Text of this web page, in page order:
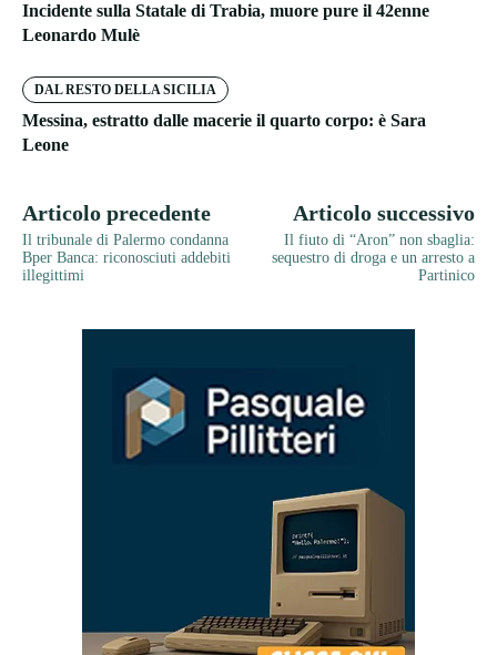
Incidente sulla Statale di Trabia, muore pure il 42enne
Leonardo Mulè
DAL RESTO DELLA SICILIA
Messina, estratto dalle macerie il quarto corpo: è Sara
Leone
Articolo precedente
Il tribunale di Palermo condanna
Bper Banca: riconosciuti addebiti
illegittimi
Articolo successivo
Il fiuto di “Aron” non sbaglia:
sequestro di droga e un arresto a
Partinico